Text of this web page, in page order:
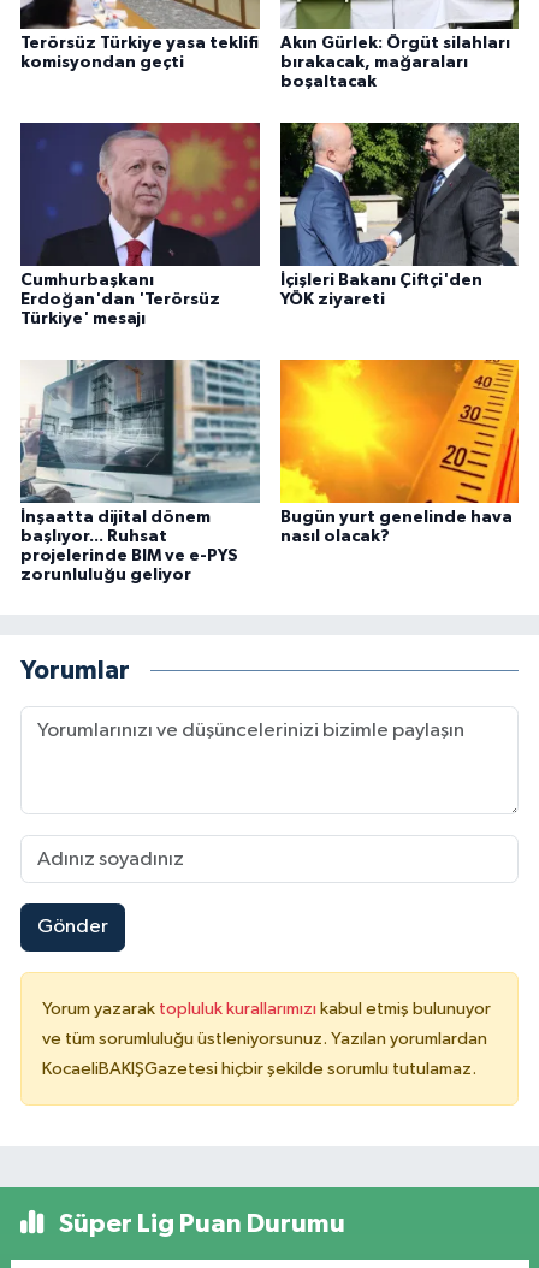
Terörsüz Türkiye yasa teklifi
komisyondan geçti
Akın Gürlek: Örgüt silahları
bırakacak, mağaraları
boşaltacak
Cumhurbaşkanı
Erdoğan'dan 'Terörsüz
Türkiye' mesajı
İçişleri Bakanı Çiftçi'den
YÖK ziyareti
İnşaatta dijital dönem
başlıyor... Ruhsat
projelerinde BIM ve e-PYS
zorunluluğu geliyor
Bugün yurt genelinde hava
nasıl olacak?
Yorumlar
Gönder
Yorum yazarak topluluk kurallarımızı kabul etmiş bulunuyor
ve tüm sorumluluğu üstleniyorsunuz. Yazılan yorumlardan
KocaeliBAKIŞGazetesi hiçbir şekilde sorumlu tutulamaz.
Süper Lig Puan Durumu